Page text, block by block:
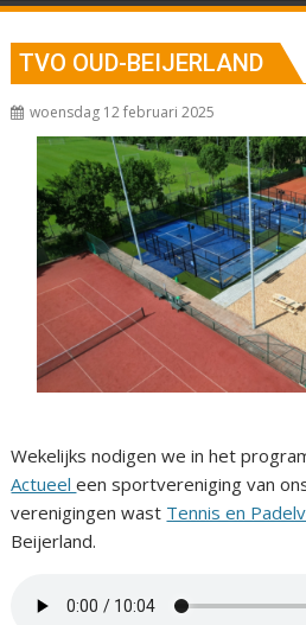
TVO OUD-BEIJERLAND
woensdag 12 februari 2025
Wekelijks nodigen we in het
Actueeleen sportvereniging van
verenigingen wast Tennis en
Beijerland.